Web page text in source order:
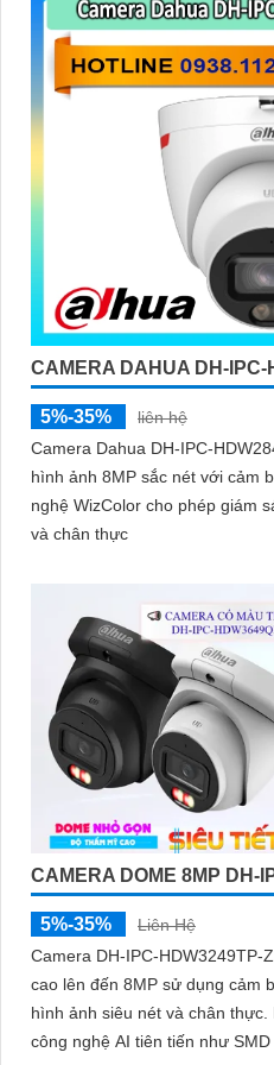
CAMERA DAHUA DH-IPC-
5%-35%
liên hệ
Camera Dahua DH-IPC-
hình ảnh 8MP sắc nét với cảm biến
nghệ WizColor cho phép giám
và chân thực
CAMERA DOME 8MP DH-
5%-35%
Liên Hệ
Camera DH-IPC-HDW3249TP-
cao lên đến 8MP sử dụng cảm
hình ảnh siêu nét và chân thực. Ngoài ra camera sở hữu
công nghệ AI tiên tiến như SMD